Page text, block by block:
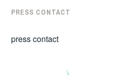
PRESS CONTACT
press contact